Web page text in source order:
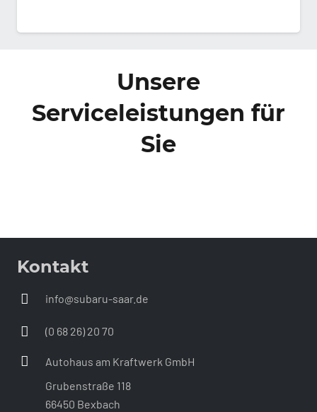
Unsere
Serviceleistungen für
Sie
Kontakt
info@subaru-saar.de
(0 68 26) 20 70
Autohaus am Kraftwerk GmbH
Grubenstraße 118
66450 Bexbach